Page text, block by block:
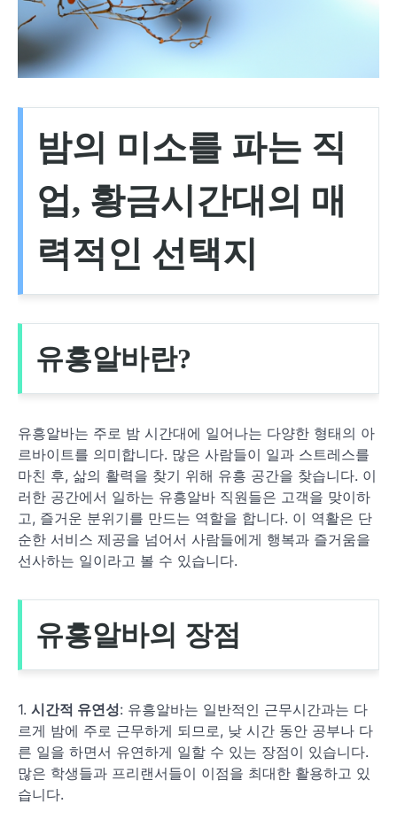
밤의 미소를 파는 직
업, 황금시간대의 매
력적인 선택지
유흥알바란?
유흥알바는 주로 밤 시간대에 일어나는 다양한 형태의 아
르바이트를 의미합니다. 많은 사람들이 일과 스트레스를
마친 후, 삶의 활력을 찾기 위해 유흥 공간을 찾습니다. 이
러한 공간에서 일하는 유흥알바 직원들은 고객을 맞이하
고, 즐거운 분위기를 만드는 역할을 합니다. 이 역활은 단
순한 서비스 제공을 넘어서 사람들에게 행복과 즐거움을
선사하는 일이라고 볼 수 있습니다.
유흥알바의 장점
1. 시간적 유연성: 유흥알바는 일반적인 근무시간과는 다
르게 밤에 주로 근무하게 되므로, 낮 시간 동안 공부나 다
른 일을 하면서 유연하게 일할 수 있는 장점이 있습니다.
많은 학생들과 프리랜서들이 이점을 최대한 활용하고 있
습니다.